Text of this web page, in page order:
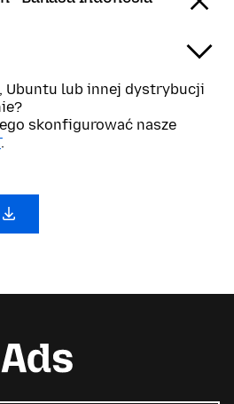
Ubuntu lub innej dystrybucji
skonfigurować nasze
.